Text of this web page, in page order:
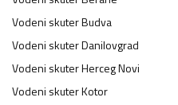
Vodeni skuterBudva
Vodeni skuterDanilovgrad
Vodeni skuterHerceg Novi
Vodeni skuterKotor